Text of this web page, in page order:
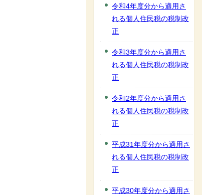
令和4年度分から適用さ
れる個人住民税の税制改
正
令和3年度分から適用さ
れる個人住民税の税制改
正
令和2年度分から適用さ
れる個人住民税の税制改
正
平成31年度分から適用さ
れる個人住民税の税制改
正
平成30年度分から適用さ